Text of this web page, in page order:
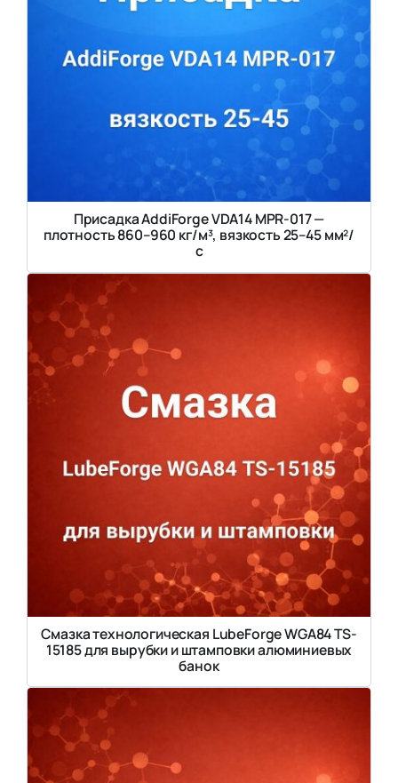
Присадка AddiForge VDA14 MPR-017 —
плотность 860–960 кг/м³, вязкость 25–45 мм²/
с
Смазка технологическая LubeForge WGA84 TS-
15185 для вырубки и штамповки алюминиевых
банок